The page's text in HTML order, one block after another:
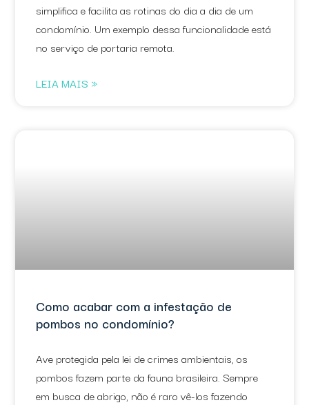
simplifica e facilita as rotinas do dia a dia de um
condomínio. Um exemplo dessa funcionalidade está
no serviço de portaria remota.
LEIA MAIS »
Como acabar com a infestação de
pombos no condomínio?
Ave protegida pela lei de crimes ambientais, os
pombos fazem parte da fauna brasileira. Sempre
em busca de abrigo, não é raro vê-los fazendo